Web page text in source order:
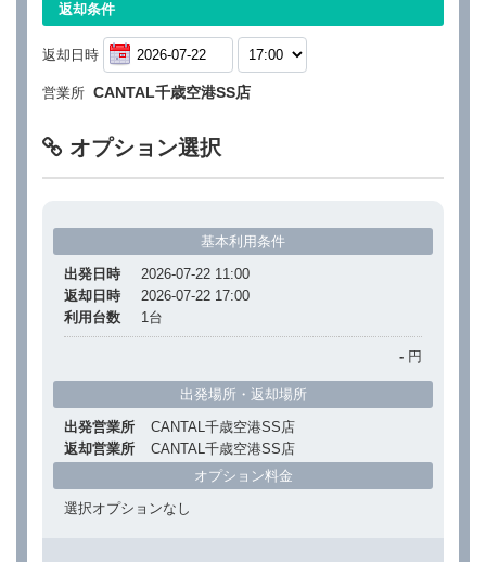
返却条件
返却日時
営業所 CANTAL千歳空港SS店
オプション選択
基本利用条件
出発日時
2026-07-22 11:00
返却日時
2026-07-22 17:00
利用台数
1台
- 円
出発場所・返却場所
出発営業所
CANTAL千歳空港SS店
返却営業所
CANTAL千歳空港SS店
オプション料金
選択オプションなし